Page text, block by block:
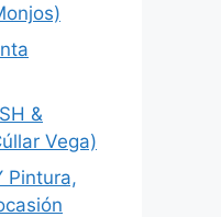
&
Vega)
Pintura,